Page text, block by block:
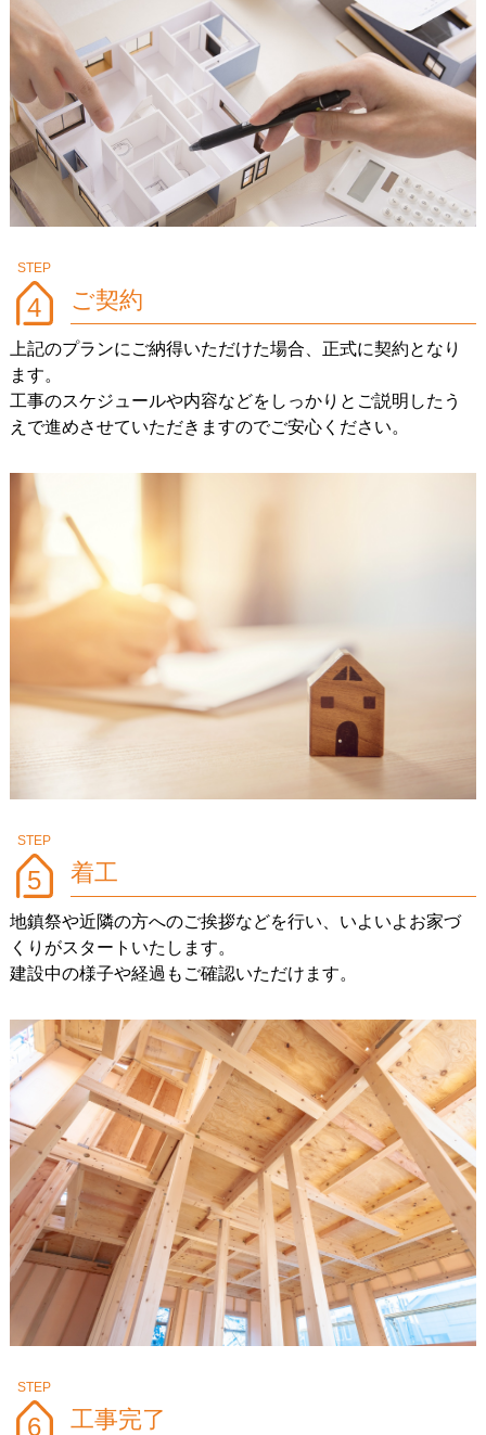
4 ご契約
上記のプランにご納得いただけた場合、正式に契約となり
ます。
工事のスケジュールや内容などをしっかりとご説明したう
えで進めさせていただきますのでご安心ください。
5 着工
地鎮祭や近隣の方へのご挨拶などを行い、いよいよお家づ
くりがスタートいたします。
建設中の様子や経過もご確認いただけます。
6 工事完了